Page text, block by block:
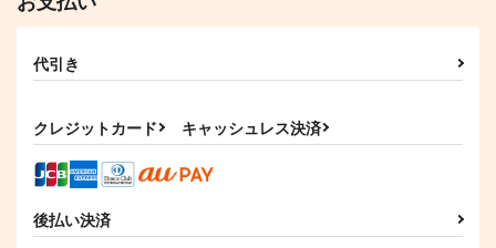
Home, Sweet Home!
Pink Elephant
作品詳細
アイドル失格！！ ～
ハッピーエンドで何が
2,292円（税込）
作品詳細
代引き
クレジットカード キャッシュレス決済
後払い決済